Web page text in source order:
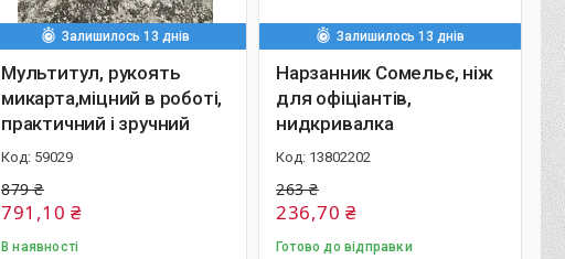
Залишилось 13 днів
Мультитул, рукоять
микарта,міцний в роботі,
практичний і зручний
59029
879 ₴
791,10 ₴
В наявності
Залишилось 13 днів
Нарзанник Сомельє, ніж
для офіціантів,
нидкривалка
13802202
263 ₴
236,70 ₴
Готово до відправки